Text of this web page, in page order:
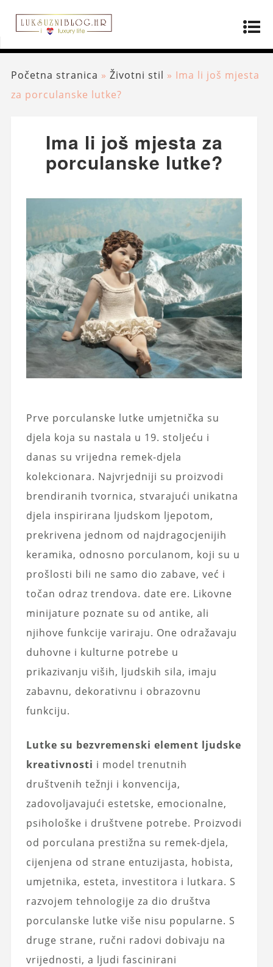
Početna stranica » Životni stil » Ima li još mjesta
za porculanske lutke?
Ima li još mjesta za
porculanske lutke?
Prve porculanske lutke umjetnička su
djela koja su nastala u 19. stoljeću i
danas su vrijedna remek-djela
kolekcionara. Najvrjedniji su proizvodi
brendiranih tvornica, stvarajući unikatna
djela inspirirana ljudskom ljepotom,
prekrivena jednom od najdragocjenijih
keramika, odnosno porculanom, koji su u
prošlosti bili ne samo dio zabave, već i
točan odraz trendova. date ere. Likovne
minijature poznate su od antike, ali
njihove funkcije variraju. One odražavaju
duhovne i kulturne potrebe u
prikazivanju viših, ljudskih sila, imaju
zabavnu, dekorativnu i obrazovnu
funkciju.
Lutke su bezvremenski element ljudske
kreativnosti i model trenutnih
društvenih težnji i konvencija,
zadovoljavajući estetske, emocionalne,
psihološke i društvene potrebe. Proizvodi
od porculana prestižna su remek-djela,
cijenjena od strane entuzijasta, hobista,
umjetnika, esteta, investitora i lutkara. S
razvojem tehnologije za dio društva
porculanske lutke više nisu popularne. S
druge strane, ručni radovi dobivaju na
vrijednosti, a ljudi fascinirani